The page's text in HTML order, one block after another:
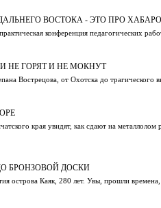
ВОСТОКА - ЭТО ПРО
конференция педагогических
НЕ ГОРЯТ И НЕ МОКНУТ
Вострецова, от Охотска до
края увидят, как сдают на
БРОНЗОВОЙ ДОСКИ
острова Каяк, 280 лет. Увы, прошли